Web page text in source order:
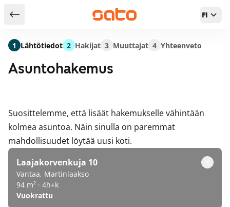
Takaisin hakutuloksiin FI
Asuntohakemus
Suosittelemme, että lisäät hakemukselle vähintään
kolmea asuntoa. Näin sinulla on paremmat
mahdollisuudet löytää uusi koti.
Laajakorvenkuja 10
Vantaa, Martinlaakso
94 m² · 4h+k
Vuokrattu
1 Lähtötiedot 2 Hakijat 3 Muuttajat 4 Yhteenveto